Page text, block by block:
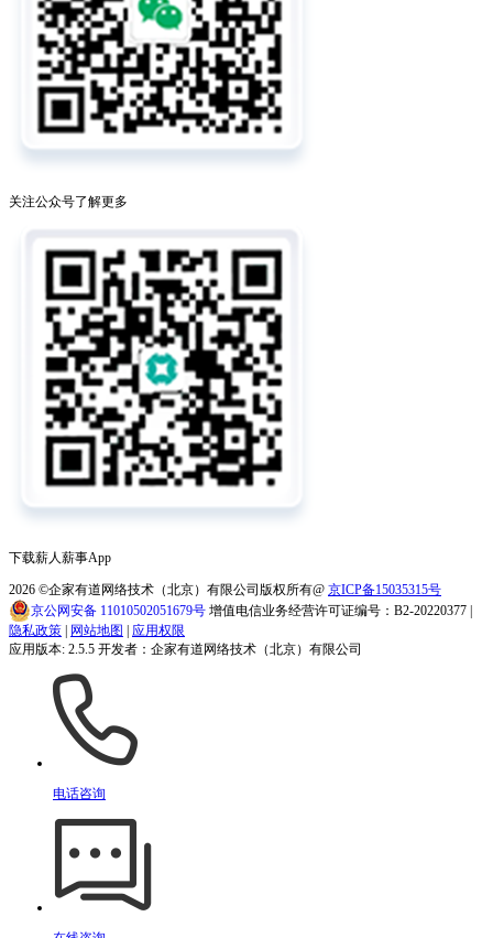
关注公众号了解更多
下载薪人薪事App
2026 ©企家有道网络技术（北京）有限公司版权所有@ 京ICP备15035315号
京公网安备 11010502051679号 增值电信业务经营许可证编号：B2-20220377 |
隐私政策
网站地图
应用权限
应用版本: 2.5.5 开发者：企家有道网络技术（北京）有限公司
电话咨询